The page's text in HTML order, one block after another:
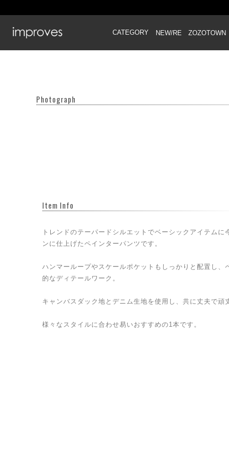
CATEGORY NEW/RE ZOZOTOWN
Photograph
Item Info
トレンドのテーパードシルエットでベーシックアイテムに
ンに仕上げたペインターパンツです。
ハンマーループやスケールポケットもしっかりと配置し、
的なディテールワーク。
キャンバスダック地とデニム生地を使用し、共に丈夫で頑
様々なスタイルに合わせ易いおすすめの1本です。